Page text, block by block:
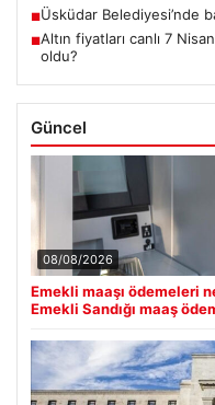
■Üsküdar Belediyesi’nde
■Altın fiyatları canlı 7
oldu?
Güncel
08/08/2026
Emekli maaşı ödemeleri
Emekli Sandığı maaş